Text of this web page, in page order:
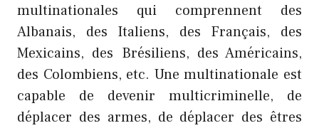
multinationales qui comprennent des
Albanais, des Italiens, des Français, des
Mexicains, des Brésiliens, des Américains,
des Colombiens, etc. Une multinationale est
capable de devenir multicriminelle, de
déplacer des armes, de déplacer des êtres